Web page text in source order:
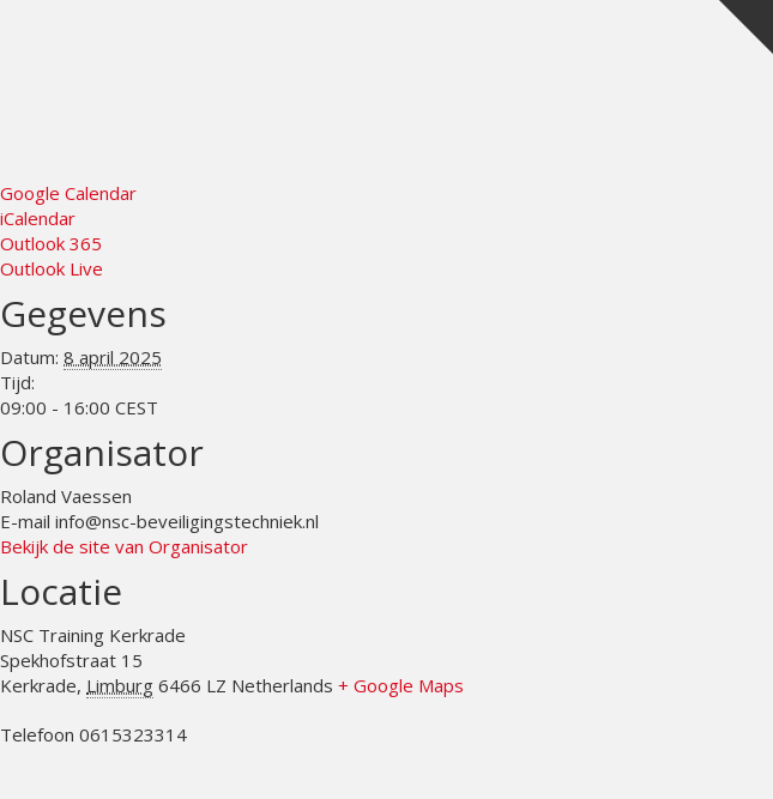
Google Calendar
iCalendar
Outlook 365
Outlook Live
Gegevens
Datum: 8 april 2025
Tijd:
09:00 - 16:00 CEST
Organisator
Roland Vaessen
E-mail info@nsc-beveiligingstechniek.nl
Bekijk de site van Organisator
Locatie
NSC Training Kerkrade
Spekhofstraat 15
Kerkrade, Limburg 6466 LZ Netherlands + Google Maps
Telefoon 0615323314